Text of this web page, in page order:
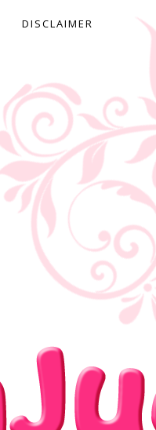
DISCLAIMER